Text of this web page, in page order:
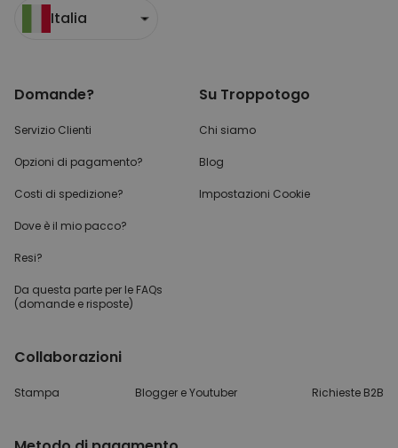
Italia
Domande?
Servizio Clienti
Opzioni di pagamento?
Costi di spedizione?
Dove è il mio pacco?
Resi?
Da questa parte per le FAQs
(domande e risposte)
Su Troppotogo
Chi siamo
Blog
Impostazioni Cookie
Collaborazioni
Stampa Blogger e Youtuber Richieste B2B